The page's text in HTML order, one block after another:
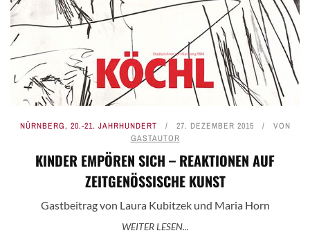
NÜRNBERG, 20.-21. JAHRHUNDERT 27. DEZEMBER 2015
VON
GASTAUTOR
KINDER EMPÖREN SICH – REAKTIONEN AUF
ZEITGENÖSSISCHE KUNST
Gastbeitrag von Laura Kubitzek und Maria Horn
WEITER LESEN...